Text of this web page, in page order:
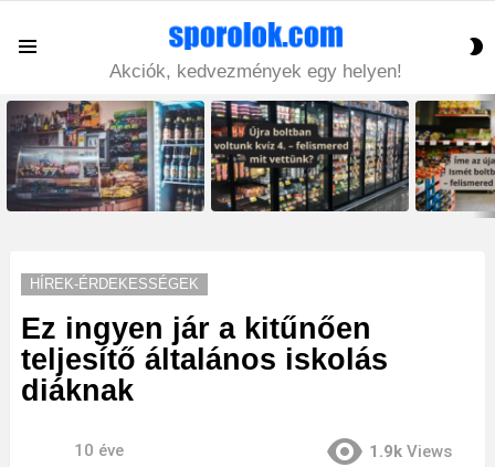
Akciók, kedvezmények egy helyen!
LATEST
STORIES
HÍREK-ÉRDEKESSÉGEK
Ez ingyen jár a kitűnően
teljesítő általános iskolás
diáknak
10 éve 1.9k Views